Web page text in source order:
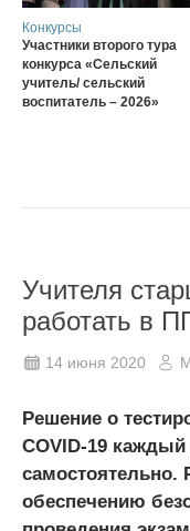
Конкурсы
Участники второго тура
конкурса «Сельский
учитель/ сельский
воспитатель – 2026»
Учителя
работать в
14 июня 2020
Решение о
СOVID-19 каждый
самостоятельно.
обеспечению